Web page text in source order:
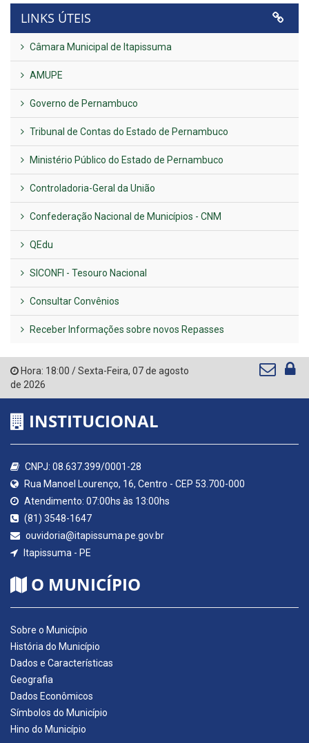
LINKS ÚTEIS
Câmara Municipal de Itapissuma
AMUPE
Governo de Pernambuco
Tribunal de Contas do Estado de Pernambuco
Ministério Público do Estado de Pernambuco
Controladoria-Geral da União
Confederação Nacional de Municípios - CNM
QEdu
SICONFI - Tesouro Nacional
Consultar Convênios
Receber Informações sobre novos Repasses
Hora: 18:00 /Sexta-Feira, 07 de agosto
de 2026
INSTITUCIONAL
CNPJ: 08.637.399/0001-28
Rua Manoel Lourenço, 16, Centro - CEP 53.700-000
Atendimento: 07:00hs às 13:00hs
(81) 3548-1647
ouvidoria@itapissuma.pe.gov.br
Itapissuma - PE
O MUNICÍPIO
Sobre o Município
História do Município
Dados e Características
Geografia
Dados Econômicos
Símbolos do Município
Hino do Município